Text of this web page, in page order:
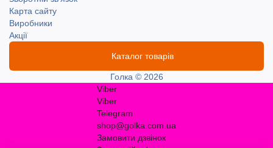
Карта сайту
Виробники
Акції
Каталог товарів
Голка © 2026
Viber
Viber
Telegram
shop@golka.com.ua
Замовити дзвінок